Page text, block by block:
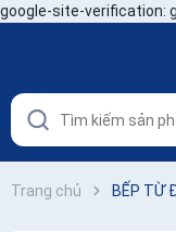
google-site-verification:
Trang chủ BẾP TỪ